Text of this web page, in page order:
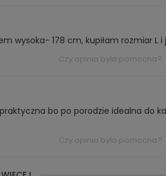
wysoka- 178 cm, kupiłam rozmiar L
Czy opinia była pomocna?
bo po porodzie idealna do
Czy opinia była pomocna?